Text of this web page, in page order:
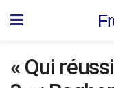
« Qui